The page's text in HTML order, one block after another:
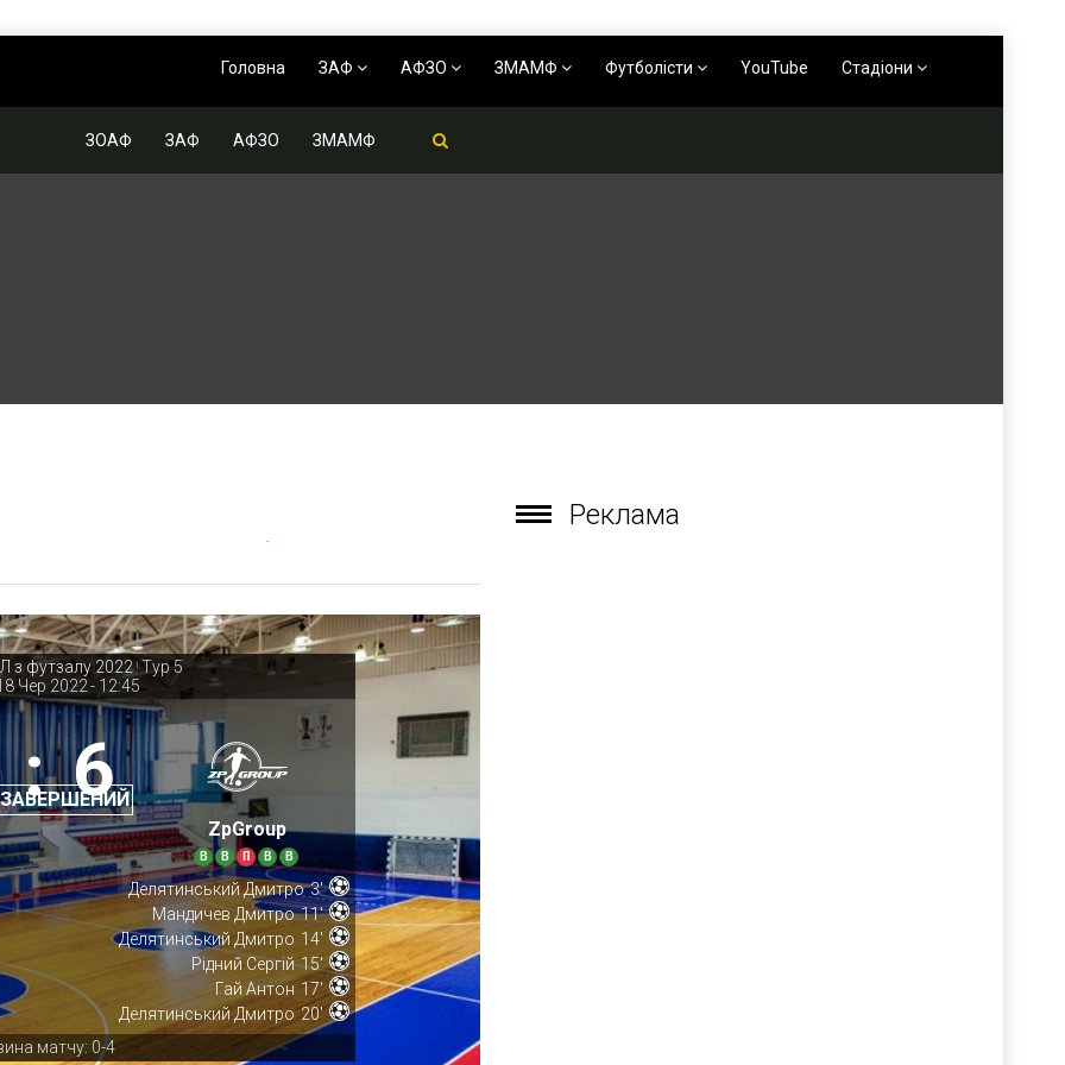
Головна ЗАФ АФЗО ЗМАМФ Футболісти YouTube Стадіони
ЗОАФ ЗАФ АФЗО ЗМАМФ
з футзалу 2022 | Тур 5
Чер 2022- 12:45
: 6
ZpGroup
В В П В В
Делятинський Дмитро 3'
Мандичев Дмитро 11'
Делятинський Дмитро 14'
Рідний Сергій 15'
Гай Антон 17'
Делятинський Дмитро 20'
матчу: 0-4
Реклама